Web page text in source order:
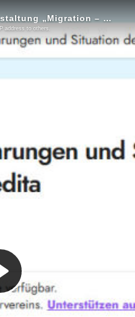
Play
Ankündigung: Veranstaltung „Migration – Erfahrungen und Situation der heimischen Wirtschaft“ (radio aktiv)
address to others.